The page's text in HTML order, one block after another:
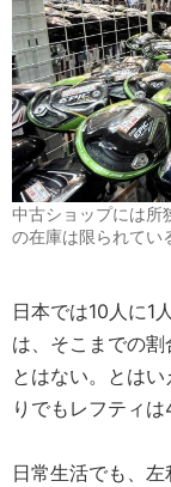
中古ショップには所
の在庫は限られてい
日本では10人に1
は、そこまでの
とはない。とは
りでもレフティは
日常生活でも、